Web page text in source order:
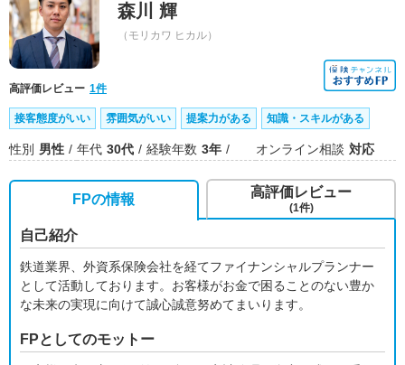
森川 輝
（モリカワ ヒカル）
高評価レビュー 1件
接客態度がいい 雰囲気がいい 提案力がある 知識・スキルがある
性別 男性 年代 30代 経験年数 3年 オンライン相談 対応
FPの情報
自己紹介
鉄道業界、外資系保険会社を経てファイナンシャルプランナー
として活動しております。お客様がお金で困ることのない豊か
な未来の実現に向けて誠心誠意努めてまいります。
FPとしてのモットー
高評価レビュー
(1件)